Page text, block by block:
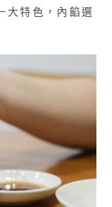
大特色，內餡選